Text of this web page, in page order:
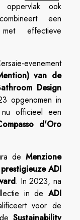
oppervlak ook
een
effectieve
evenement
van de
Design
opgenomen in
officieel een
d'Oro
de Menzione
ADI
. In 2023, na
in de ADI
voor de